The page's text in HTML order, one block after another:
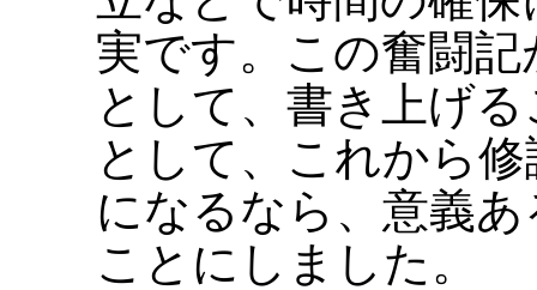
実です。この奮闘
として、書き上げ
として、これから
になるなら、意義
ことにしました。